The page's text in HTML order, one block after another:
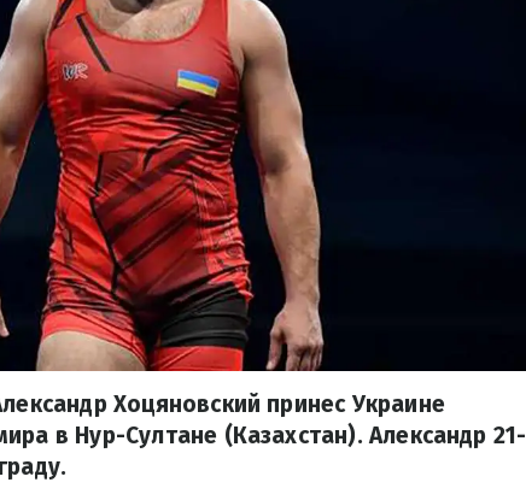
Хоцяновский принес Украине
в Нур-Султане (Казахстан). Александр 21-